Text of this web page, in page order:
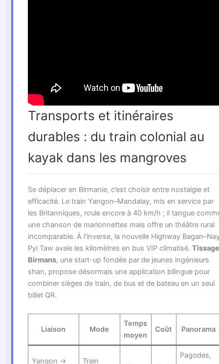
Transports et itinéraires
durables : du train colonial au
kayak dans les mangroves
Se déplacer en Birmanie, c’est choisir entre nostalgie et
efficacité. Le train Yangon–Mandalay, mis en service par
les Britanniques, roule encore à 40 km/h ; il tangue
une chanson de marionnettes mais offre un théâtre rural
incomparable. À l’inverse, la nouvelle Highway
Pyi Taw avale les kilomètres en bus VIP climatisé. Tissage
Birmans, une start-up fondée par de jeunes ingénieurs
shan, propose désormais une application bilingue pour
combiner sièges de train, de bus et de bateau en un seul
billet QR.
Liaison Mode
Temps
moyen
Coût Panorama
Yangon →
Train
Pagodes,